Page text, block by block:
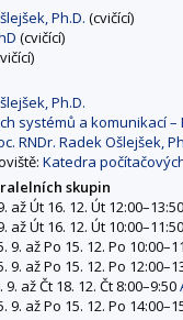
Ph.D. (cvičící)
(cvičící)
Ph.D.
systémů a komunikací
RNDr. Radek Ošlejšek,
Katedra
skupin
až Út 16. 12. Út 12:00–13:50
až Út 16. 12. Út 10:00–11:50
9. až Po 15. 12. Po
9. až Po 15. 12. Po
až Čt 18. 12. Čt 8:00–9:50
9. až Po 15. 12. Po